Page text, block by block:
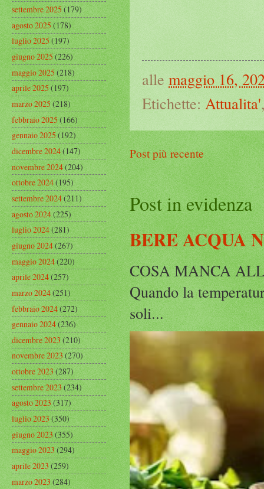
alle maggio 16,
Etichette: Attualita'
Post più recente
Post in evidenza
BERE ACQUA
COSA MANCA
Quando la
soli...
settembre 2025(179)
agosto 2025(178)
luglio 2025(197)
giugno 2025(226)
maggio 2025(218)
aprile 2025(197)
marzo 2025(218)
febbraio 2025(166)
gennaio 2025(192)
dicembre 2024(147)
novembre 2024(204)
ottobre 2024(195)
settembre 2024(211)
agosto 2024(225)
luglio 2024(281)
giugno 2024(267)
maggio 2024(220)
aprile 2024(257)
marzo 2024(251)
febbraio 2024(272)
gennaio 2024(236)
dicembre 2023(210)
novembre 2023(270)
ottobre 2023(287)
settembre 2023(234)
agosto 2023(317)
luglio 2023(350)
giugno 2023(355)
maggio 2023(294)
aprile 2023(259)
marzo 2023(284)